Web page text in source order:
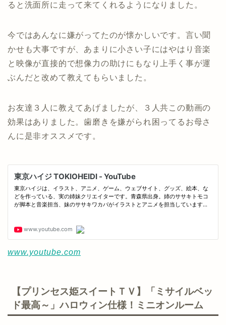
ると洗面所に走って来てくれるようになりました。
今ではあんなに嫌がってたのが懐かしいです。言い聞
かせも大事ですが、あまりに小さい子にはやはり音楽
と映像が直接的で想像力の助けにもなり上手く事が運
ぶんだと改めて教えてもらいました。
お友達３人に教えてあげましたが、３人共この動画の
効果はありました。歯磨きを嫌がられ困ってるお母さ
んに是非オススメです。
www.youtube.com
【プリンセス姫スイートＴＶ】「ミサイルベッ
ド最高～」ハロウィン仕様！ミニオンルーム